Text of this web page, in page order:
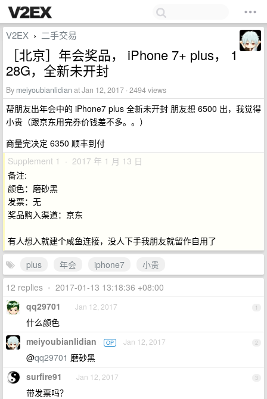
V2EX › 二手交易
［北京］年会奖品， iPhone 7+ plus， 1
28G，全新未开封
By meiyoubianlidian at Jan 12, 2017 · 2494 views
帮朋友出年会中的 iPhone7 plus 全新未开封 朋友想 6500 出，我觉得
小贵（跟京东用完券价钱差不多。。）
商量完决定 6350 顺丰到付
Supplement 1 · 2017 年 1 月 13 日
备注:
颜色：磨砂黑
发票：无
奖品购入渠道：京东
有人想入就建个咸鱼连接，没人下手我朋友就留作自用了
plus
年会 iphone7
小贵
12 replies • 2017-01-13 13:18:36 +08:00
1
qq29701 Jan 12, 2017
什么颜色
2
meiyoubianlidian OP Jan 12, 2017
@qq29701 磨砂黑
3
surfire91 Jan 12, 2017
带发票吗？